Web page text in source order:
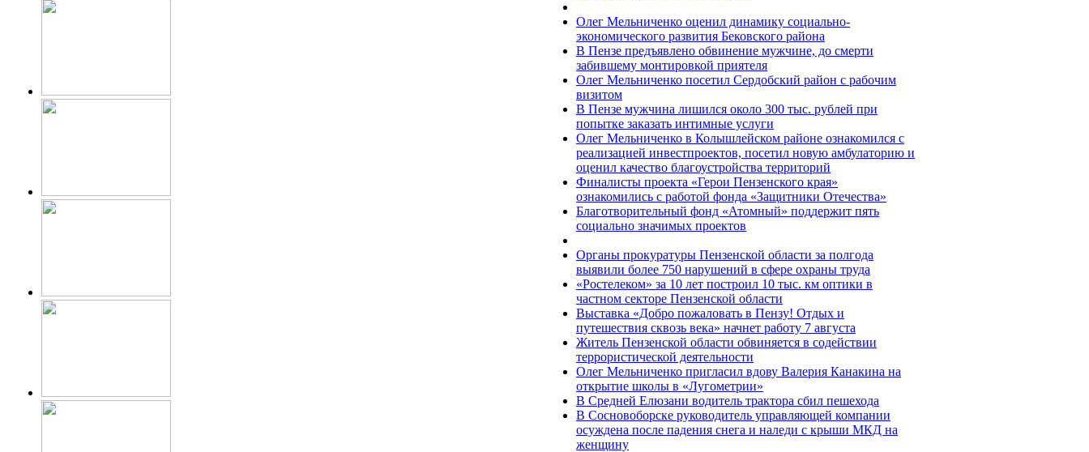
Олег Мельниченко оценил динамику социально-
экономического развития Бековского района
В Пензе предъявлено обвинение мужчине, до смерти
забившему монтировкой приятеля
Олег Мельниченко посетил Сердобский район с рабочим
визитом
В Пензе мужчина лишился около 300 тыс. рублей при
попытке заказать интимные услуги
Олег Мельниченко в Колышлейском районе ознакомился с
реализацией инвестпроектов, посетил новую амбулаторию и
оценил качество благоустройства территорий
Финалисты проекта «Герои Пензенского края»
ознакомились с работой фонда «Защитники Отечества»
Благотворительный фонд «Атомный» поддержит пять
социально значимых проектов
Органы прокуратуры Пензенской области за полгода
выявили более 750 нарушений в сфере охраны труда
«Ростелеком» за 10 лет построил 10 тыс. км оптики в
частном секторе Пензенской области
Выставка «Добро пожаловать в Пензу! Отдых и
путешествия сквозь века» начнет работу 7 августа
Житель Пензенской области обвиняется в содействии
террористической деятельности
Олег Мельниченко пригласил вдову Валерия Канакина на
открытие школы в «Лугометрии»
В Средней Елюзани водитель трактора сбил пешехода
В Сосновоборске руководитель управляющей компании
осуждена после падения снега и наледи с крыши МКД на
женщину